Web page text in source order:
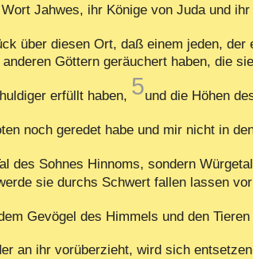
Jahwes, ihr Könige von Juda und
über diesen Ort, daß einem jeden, der
Göttern geräuchert haben, die
erfüllt haben, 5und die Höhen
noch geredet habe und mir nicht in
des Sohnes Hinnoms, sondern
sie durchs Schwert fallen lassen
Gevögel des Himmels und den
an ihr vorüberzieht, wird sich